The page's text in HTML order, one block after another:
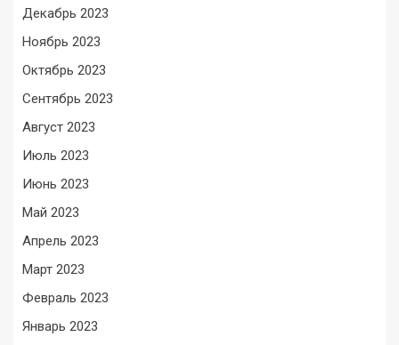
Декабрь 2023
Ноябрь 2023
Октябрь 2023
Сентябрь 2023
Август 2023
Июль 2023
Июнь 2023
Май 2023
Апрель 2023
Март 2023
Февраль 2023
Январь 2023